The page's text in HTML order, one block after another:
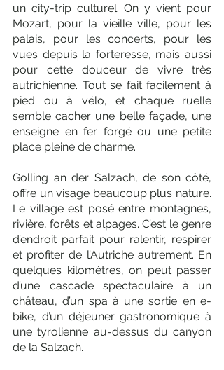
un city-trip culturel. On y vient pour
Mozart, pour la vieille ville, pour les
palais, pour les concerts, pour les
vues depuis la forteresse, mais aussi
pour cette douceur de vivre très
autrichienne. Tout se fait facilement à
pied ou à vélo, et chaque ruelle
semble cacher une belle façade, une
enseigne en fer forgé ou une petite
place pleine de charme.
Golling an der Salzach, de son côté,
offre un visage beaucoup plus nature.
Le village est posé entre montagnes,
rivière, forêts et alpages. C’est le genre
d’endroit parfait pour ralentir, respirer
et profiter de l’Autriche autrement. En
quelques kilomètres, on peut passer
d’une cascade spectaculaire à un
château, d’un spa à une sortie en e-
bike, d’un déjeuner gastronomique à
une tyrolienne au-dessus du canyon
de la Salzach.